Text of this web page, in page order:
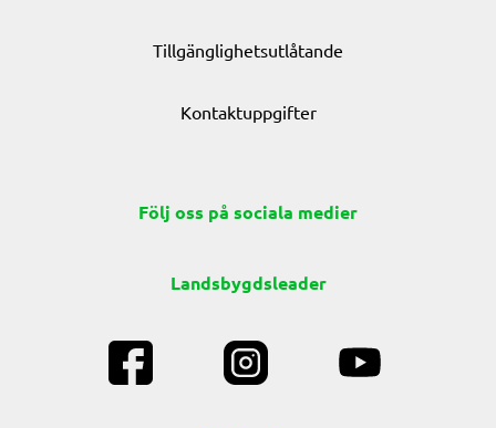
Tillgänglighetsutlåtande
Kontaktuppgifter
Följ oss på sociala medier
Landsbygdsleader